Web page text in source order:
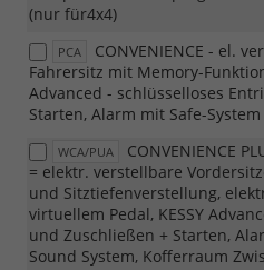
(nur für4x4)
PCA
CONVENIENCE - el.
Fahrersitz mit Memory-
Advanced - schlüsselloses
Starten, Alarm mit Safe-System
WCA/PUA
CONVENIENCE
= elektr. verstellbare
und Sitztiefenverstellung,
virtuellem Pedal, KESSY
und Zuschließen + Starten,
Sound System, Kofferraum